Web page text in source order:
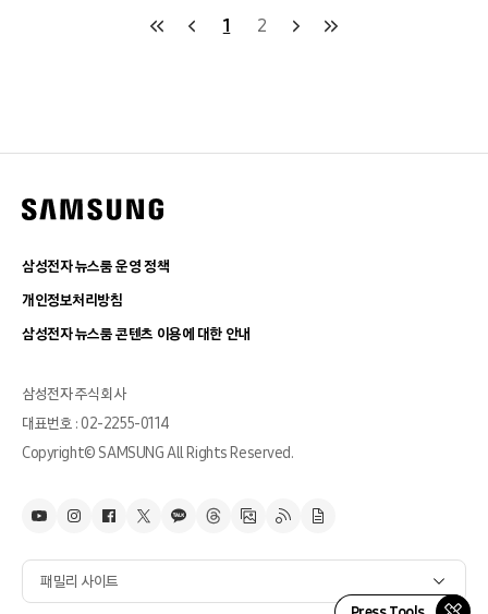
1 2
삼성전자 뉴스룸 운영 정책
개인정보처리방침
삼성전자 뉴스룸 콘텐츠 이용에 대한 안내
삼성전자 주식회사
대표번호 : 02-2255-0114
Copyright© SAMSUNG All Rights Reserved.
패밀리 사이트